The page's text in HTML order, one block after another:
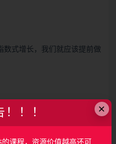
数式增长，我们就应该提前做
升系统性能
×
！！！
课程，资源价值越高还可